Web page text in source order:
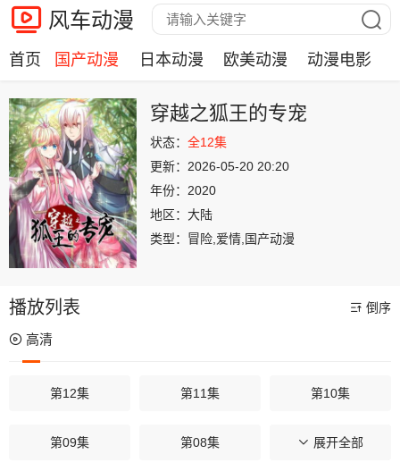
风车动漫
首页 国产动漫 日本动漫 欧美动漫 动漫电影
穿越之狐王的专宠
状态： 全12集
更新： 2026-05-20 20:20
年份： 2020
地区： 大陆
类型： 冒险,爱情,国产动漫
播放列表 倒序
高清
第12集 第11集 第10集
第09集 第08集 第07集
展开全部